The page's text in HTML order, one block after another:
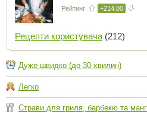
Рейтинг +214.00
Рецепти користувача (212)
Дуже швидко (до 30 хвилин)
Легко
Страви для гриля, барбекю та